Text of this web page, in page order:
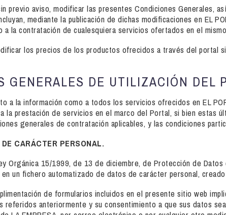
previo aviso, modificar las presentes Condiciones Generales,
mediante la publicación de dichas modificaciones en EL
la contratación de cualesquiera servicios ofertados en el
los precios de los productos ofrecidos a través del portal
DE UTILIZACIÓN DEL
a la información como a todos los servicios ofrecidos en EL
la prestación de servicios en el marco del Portal, si bien estas
generales de contratación aplicables, y las condiciones
CARÁCTER PERSONAL.
Orgánica 15/1999, de 13 de diciembre, de Protección de
un fichero automatizado de datos de carácter personal,
de formularios incluidos en el presente sitio web
anteriormente y su consentimiento a que sus datos